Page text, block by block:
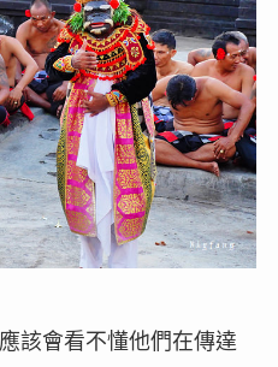
該會看不懂他們在傳達